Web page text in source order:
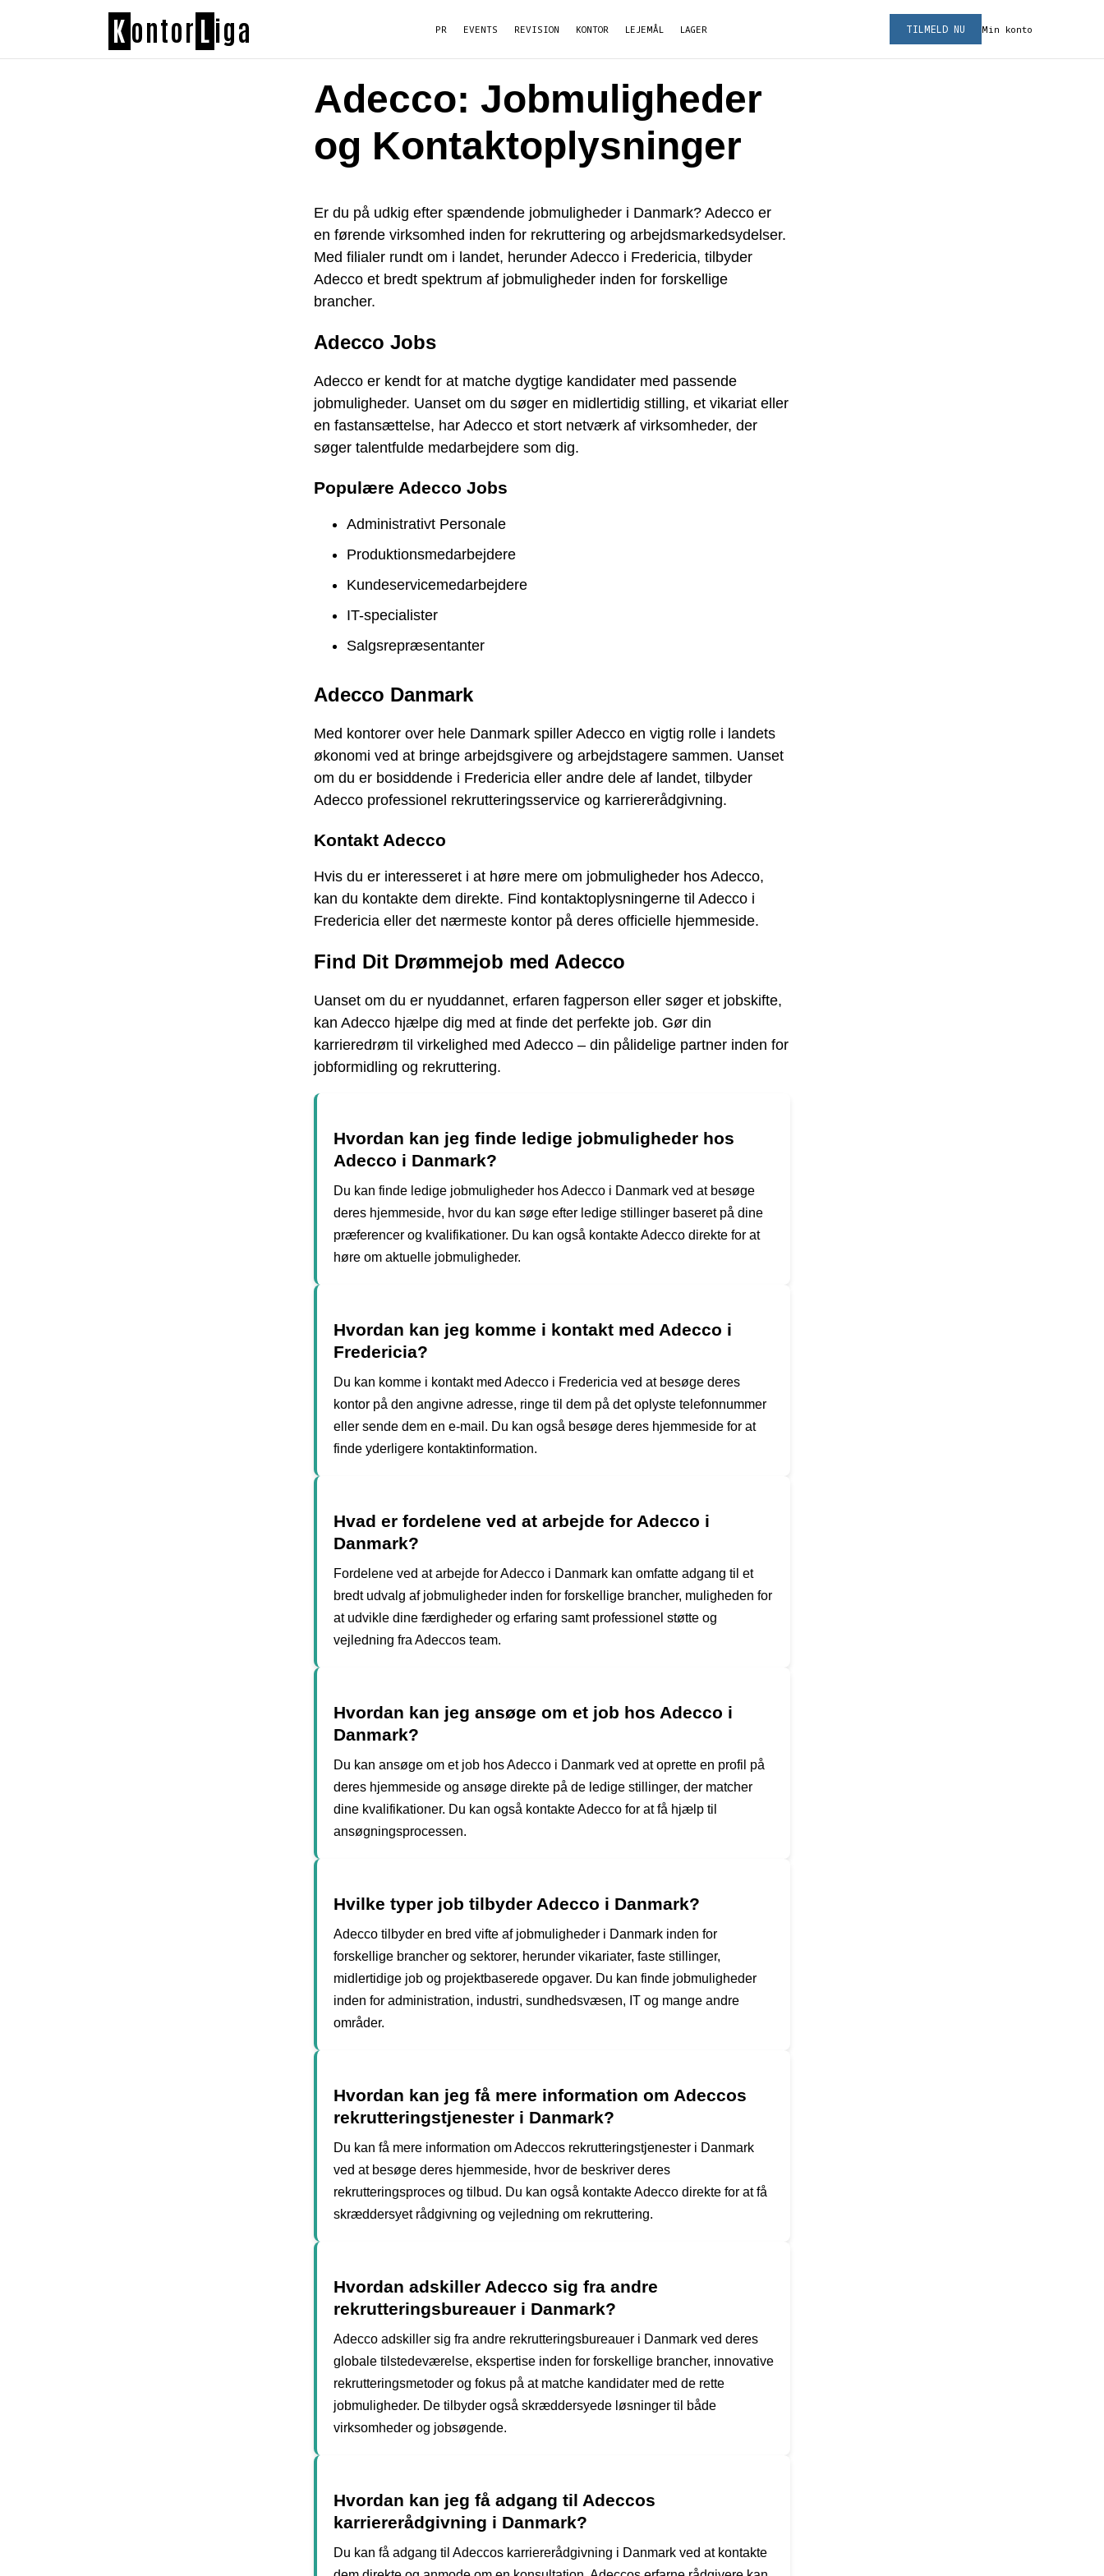
K ontor L iga PR EVENTS REVISION KONTOR LEJEMÅL LAGER Min konto
TILMELD NU
Adecco: Jobmuligheder
og Kontaktoplysninger
Er du på udkig efter spændende jobmuligheder i Danmark? Adecco er
en førende virksomhed inden for rekruttering og arbejdsmarkedsydelser.
Med filialer rundt om i landet, herunder Adecco i Fredericia, tilbyder
Adecco et bredt spektrum af jobmuligheder inden for forskellige
brancher.
Adecco Jobs
Adecco er kendt for at matche dygtige kandidater med passende
jobmuligheder. Uanset om du søger en midlertidig stilling, et vikariat eller
en fastansættelse, har Adecco et stort netværk af virksomheder, der
søger talentfulde medarbejdere som dig.
Populære Adecco Jobs
Administrativt Personale
Produktionsmedarbejdere
Kundeservicemedarbejdere
IT-specialister
Salgsrepræsentanter
Adecco Danmark
Med kontorer over hele Danmark spiller Adecco en vigtig rolle i landets
økonomi ved at bringe arbejdsgivere og arbejdstagere sammen. Uanset
om du er bosiddende i Fredericia eller andre dele af landet, tilbyder
Adecco professionel rekrutteringsservice og karriererådgivning.
Kontakt Adecco
Hvis du er interesseret i at høre mere om jobmuligheder hos Adecco,
kan du kontakte dem direkte. Find kontaktoplysningerne til Adecco i
Fredericia eller det nærmeste kontor på deres officielle hjemmeside.
Find Dit Drømmejob med Adecco
Uanset om du er nyuddannet, erfaren fagperson eller søger et jobskifte,
kan Adecco hjælpe dig med at finde det perfekte job. Gør din
karrieredrøm til virkelighed med Adecco – din pålidelige partner inden for
jobformidling og rekruttering.
Hvordan kan jeg finde ledige jobmuligheder hos
Adecco i Danmark?
Du kan finde ledige jobmuligheder hos Adecco i Danmark ved at besøge
deres hjemmeside, hvor du kan søge efter ledige stillinger baseret på dine
præferencer og kvalifikationer. Du kan også kontakte Adecco direkte for at
høre om aktuelle jobmuligheder.
Hvordan kan jeg komme i kontakt med Adecco i
Fredericia?
Du kan komme i kontakt med Adecco i Fredericia ved at besøge deres
kontor på den angivne adresse, ringe til dem på det oplyste telefonnummer
eller sende dem en e-mail. Du kan også besøge deres hjemmeside for at
finde yderligere kontaktinformation.
Hvad er fordelene ved at arbejde for Adecco i
Danmark?
Fordelene ved at arbejde for Adecco i Danmark kan omfatte adgang til et
bredt udvalg af jobmuligheder inden for forskellige brancher, muligheden for
at udvikle dine færdigheder og erfaring samt professionel støtte og
vejledning fra Adeccos team.
Hvordan kan jeg ansøge om et job hos Adecco i
Danmark?
Du kan ansøge om et job hos Adecco i Danmark ved at oprette en profil på
deres hjemmeside og ansøge direkte på de ledige stillinger, der matcher
dine kvalifikationer. Du kan også kontakte Adecco for at få hjælp til
ansøgningsprocessen.
Hvilke typer job tilbyder Adecco i Danmark?
Adecco tilbyder en bred vifte af jobmuligheder i Danmark inden for
forskellige brancher og sektorer, herunder vikariater, faste stillinger,
midlertidige job og projektbaserede opgaver. Du kan finde jobmuligheder
inden for administration, industri, sundhedsvæsen, IT og mange andre
områder.
Hvordan kan jeg få mere information om Adeccos
rekrutteringstjenester i Danmark?
Du kan få mere information om Adeccos rekrutteringstjenester i Danmark
ved at besøge deres hjemmeside, hvor de beskriver deres
rekrutteringsproces og tilbud. Du kan også kontakte Adecco direkte for at få
skræddersyet rådgivning og vejledning om rekruttering.
Hvordan adskiller Adecco sig fra andre
rekrutteringsbureauer i Danmark?
Adecco adskiller sig fra andre rekrutteringsbureauer i Danmark ved deres
globale tilstedeværelse, ekspertise inden for forskellige brancher, innovative
rekrutteringsmetoder og fokus på at matche kandidater med de rette
jobmuligheder. De tilbyder også skræddersyede løsninger til både
virksomheder og jobsøgende.
Hvordan kan jeg få adgang til Adeccos
karriererådgivning i Danmark?
Du kan få adgang til Adeccos karriererådgivning i Danmark ved at kontakte